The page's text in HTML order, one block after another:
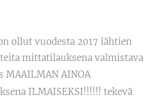
ollut vuodesta 2017 lähtien
mittatilauksena valmistava
MAAILMAN AINOA
ILMAISEKSI!!!!!! tekevä